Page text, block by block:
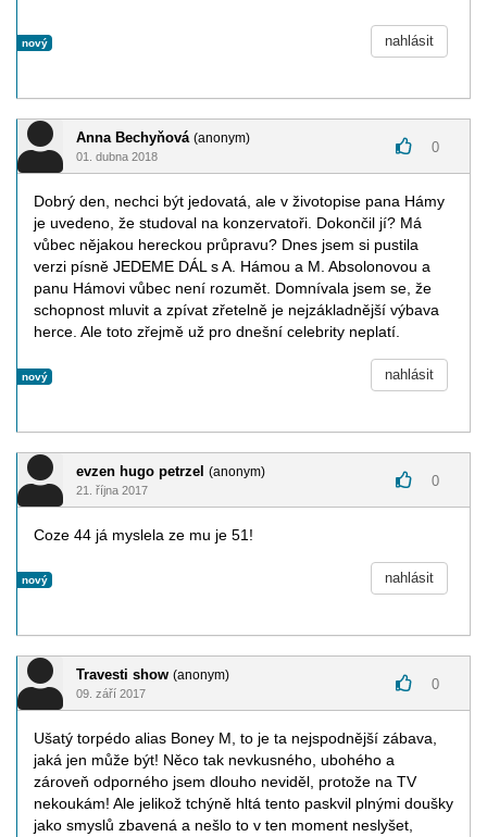
nový nahlásit
Anna Bechyňová (anonym)
01. dubna 2018
0
Dobrý den, nechci být jedovatá, ale v životopise pana Hámy
je uvedeno, že studoval na konzervatoři. Dokončil jí? Má
vůbec nějakou hereckou průpravu? Dnes jsem si pustila
verzi písně JEDEME DÁL s A. Hámou a M. Absolonovou a
panu Hámovi vůbec není rozumět. Domnívala jsem se, že
schopnost mluvit a zpívat zřetelně je nejzákladnější výbava
herce. Ale toto zřejmě už pro dnešní celebrity neplatí.
nový nahlásit
evzen hugo petrzel (anonym)
21. října 2017
0
Coze 44 já myslela ze mu je 51!
nový nahlásit
Travesti show (anonym)
09. září 2017
0
Ušatý torpédo alias Boney M, to je ta nejspodnější zábava,
jaká jen může být! Něco tak nevkusného, ubohého a
zároveň odporného jsem dlouho neviděl, protože na TV
nekoukám! Ale jelikož tchýně hltá tento paskvil plnými doušky
jako smyslů zbavená a nešlo to v ten moment neslyšet,